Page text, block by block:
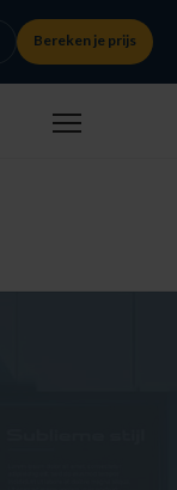
Bereken je prijs